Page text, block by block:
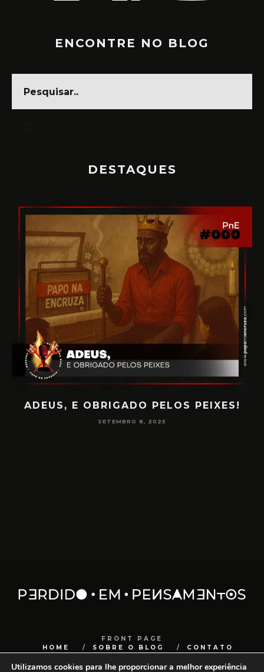
ENCONTRE NO BLOG
DESTAQUES
PAPO NA ENCRUZA 180 – CONSCIÊNCIA
FRONT PAGE
HOME
SOBRE O BLOG CONTATO
COPYRIGHTSANCHOCOM
Utilizamos cookies para lhe proporcionar a melhor experiência